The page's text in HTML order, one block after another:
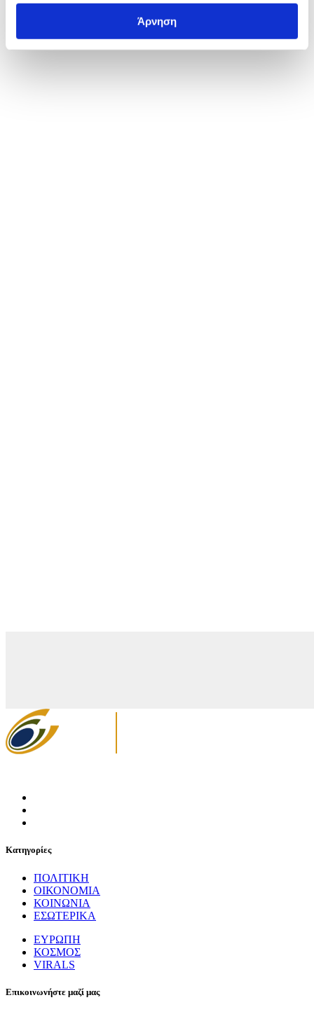
Άρνηση
Κατηγορίες
ΠΟΛΙΤΙΚΗ
ΟΙΚΟΝΟΜΙΑ
ΚΟΙΝΩΝΙΑ
ΕΣΩΤΕΡΙΚΑ
ΕΥΡΩΠΗ
ΚΟΣΜΟΣ
VIRALS
Επικοινωνήστε μαζί μας